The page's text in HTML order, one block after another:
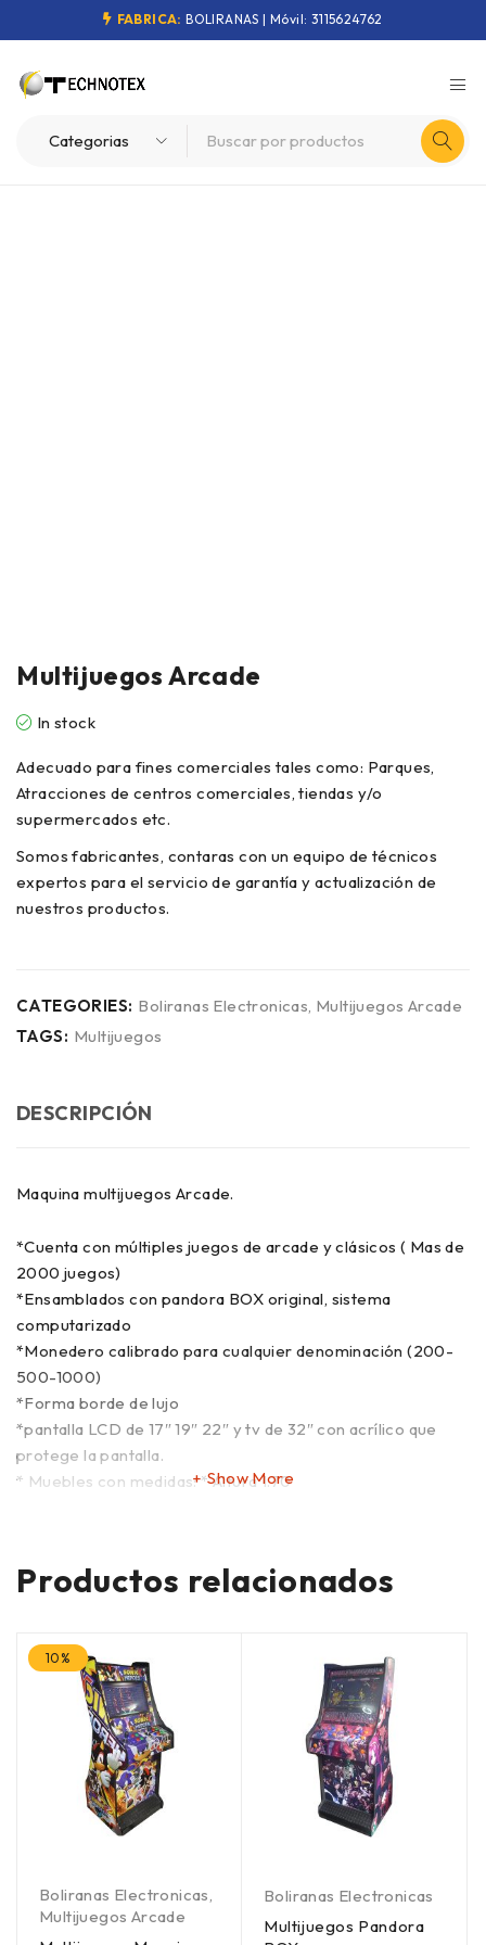
FABRICA: BOLIRANAS | Móvil: 3115624762
Multijuegos Arcade
In stock
Adecuado para fines comerciales tales como: Parques,
Atracciones de centros comerciales, tiendas y/o
supermercados etc.
Somos fabricantes, contaras con un equipo de técnicos
expertos para el servicio de garantía y actualización de
nuestros productos.
CATEGORIES: Boliranas Electronicas, Multijuegos Arcade
TAGS: Multijuegos
DESCRIPCIÓN
Maquina multijuegos Arcade.
*Cuenta con múltiples juegos de arcade y clásicos ( Mas de
2000 juegos)
*Ensamblados con pandora BOX original, sistema
computarizado
*Monedero calibrado para cualquier denominación (200-
500-1000)
*Forma borde de lujo
*pantalla LCD de 17″ 19″ 22″ y tv de 32″ con acrílico que
protege la pantalla.
* Muebles con medidas: * Altura 1.70
*Fondo 60 cm
Show More
Productos relacionados
10%
Boliranas Electronicas,
Multijuegos Arcade
Boliranas Electronicas
Multijuegos Pandora